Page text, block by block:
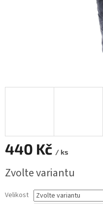
440 Kč / ks
cena:
Zvolte variantu
Velikost